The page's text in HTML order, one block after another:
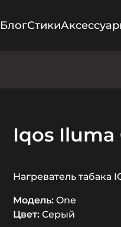
БлогСтики
Iqos Iluma
Нагреватель табака
Модель: One
Цвет: Серый